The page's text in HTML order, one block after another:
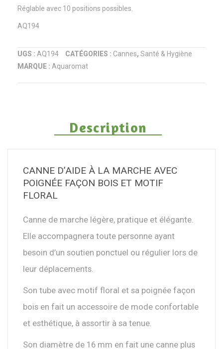
Réglable avec 10 positions possibles.
AQ194
UGS : AQ194 CATÉGORIES : Cannes, Santé & Hygiène
MARQUE : Aquaromat
Description
CANNE D’AIDE À LA MARCHE AVEC
POIGNÉE FAÇON BOIS ET MOTIF
FLORAL
Canne de marche légère, pratique et élégante.
Elle accompagnera toute personne ayant
besoin d’un soutien ponctuel ou régulier lors de
leur déplacements.
Son tube avec motif floral et sa poignée façon
bois en fait un accessoire de mode confortable
et esthétique, à assortir à sa tenue.
Son diamètre de 16 mm en fait une canne plus